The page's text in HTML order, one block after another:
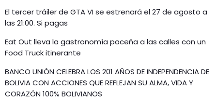
El tercer tráiler de GTA VI se estrenará el 27 de agosto a
las 21:00. Si pagas
Eat Out lleva la gastronomía paceña a las calles con un
Food Truck itinerante
BANCO UNIÓN CELEBRA LOS 201 AÑOS DE INDEPENDENCIA DE
BOLIVIA CON ACCIONES QUE REFLEJAN SU ALMA, VIDA Y
CORAZÓN 100% BOLIVIANOS